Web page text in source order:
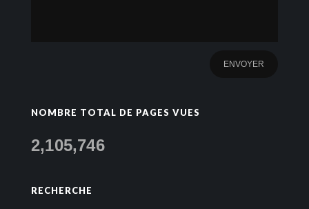
NOMBRE TOTAL DE PAGES VUES
2,105,746
RECHERCHE